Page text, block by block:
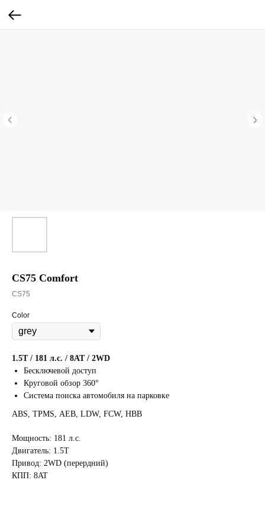
CS75 Comfort
CS75
Color
1.5T / 181 л.с. / 8AT / 2WD
Бесключевой доступ
Круговой обзор 360°
Система поиска автомобиля на парковке
ABS, TPMS, АЕВ, LDW, FCW, НВВ
Мощность: 181 л.с.
Двигатель: 1.5T
Привод: 2WD (перердний)
КПП: 8AT